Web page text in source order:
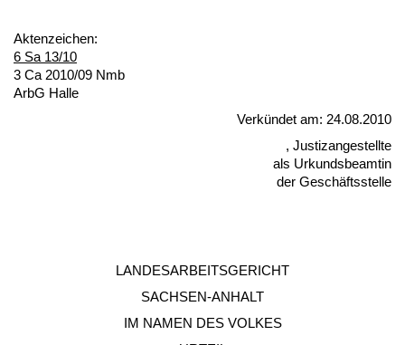
Ak­ten­zei­chen:
6 Sa 13/10
3 Ca 2010/09 Nmb
ArbG Hal­le
Verkündet am: 24.08.2010
, Jus­tiz­an­ge­stell­te
als Ur­kunds­be­am­tin
der Geschäfts­stel­le
LAN­DES­AR­BEITS­GERICHT
SACHSEN-AN­HALT
IM NA­MEN DES VOL­KES